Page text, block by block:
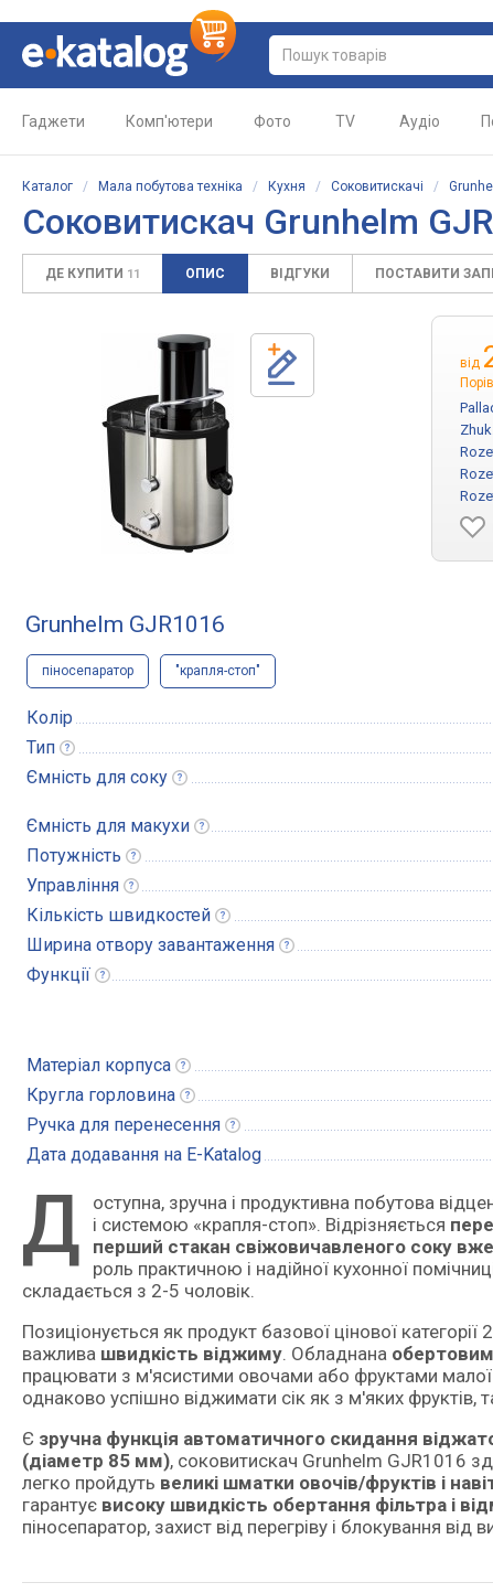
Гаджети Комп'ютери Фото TV Аудіо
Каталог / Мала побутова техніка / Кухня / Соковитискачі /
Соковитискач Grunhelm
ДЕ КУПИТИ 11 ОПИС ВІДГУКИ ПОСТАВИТИ
від
Grunhelm GJR1016
піносепаратор "крапля-стоп"
Колір
Тип
Ємність для соку
Ємність для макухи
Потужність
Управління
Кількість швидкостей
Ширина отвору завантаження
Функції
Матеріал корпуса
Кругла горловина
Ручка для перенесення
Дата додавання на E-Katalog
Д
оступна, зручна і продуктивна побутова відцентрова соковитискач з великою завантажувальною горловиною
і системою «крапля-стоп». Відрізняється
перший стакан свіжовичавленого соку
роль практичною і надійної кухонної
складається з 2-5 чоловік.
Позиціонується як продукт базової цінової
важлива швидкість віджиму. Обладнана
працювати з м'ясистими овочами або фруктами малої
однаково успішно віджимати сік як з м'яких фруктів,
Є зручна функція автоматичного скидання
(діаметр 85 мм), соковитискач Grunhelm GJR1016
легко пройдуть великі шматки овочів/фруктів і
гарантує високу швидкість обертання фільтра і
піносепаратор, захист від перегріву і блокування